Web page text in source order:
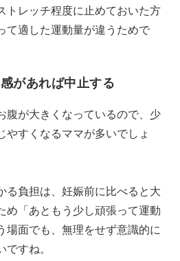
トレッチ程度に止めておいた方
て適した運動量が違うためで
があれば中止する
腹が大きくなっているので、少
やすくなるママが多いでしょ
る負担は、妊娠前に比べると大
め「あともう少し頑張って運動
場面でも、無理をせず意識的に
すね。